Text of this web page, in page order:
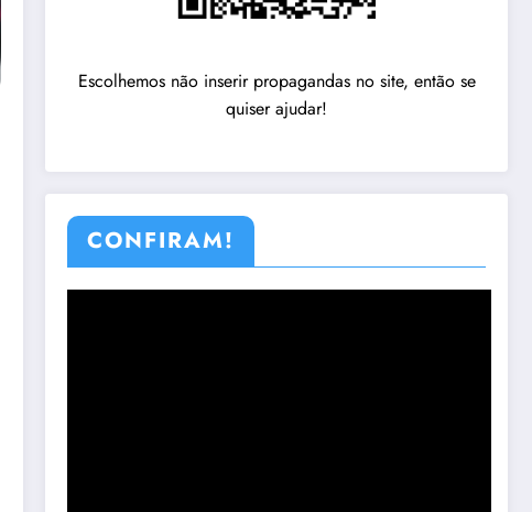
Escolhemos não inserir propagandas no site, então se
quiser ajudar!
CONFIRAM!